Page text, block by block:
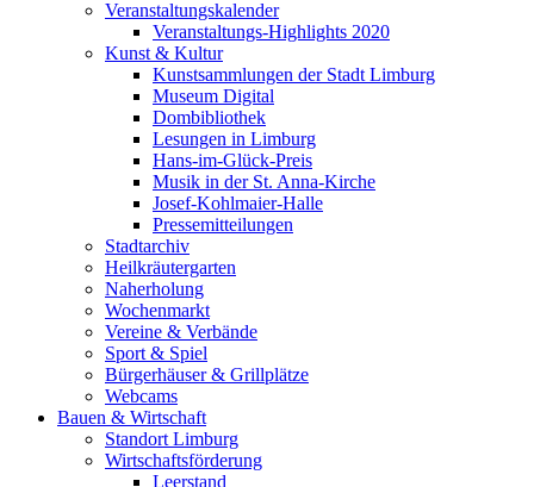
Veranstaltungskalender
Veranstaltungs-Highlights 2020
Kunst & Kultur
Kunstsammlungen der Stadt Limburg
Museum Digital
Dombibliothek
Lesungen in Limburg
Hans-im-Glück-Preis
Musik in der St. Anna-Kirche
Josef-Kohlmaier-Halle
Pressemitteilungen
Stadtarchiv
Heilkräutergarten
Naherholung
Wochenmarkt
Vereine & Verbände
Sport & Spiel
Bürgerhäuser & Grillplätze
Webcams
Bauen & Wirtschaft
Standort Limburg
Wirtschaftsförderung
Leerstand